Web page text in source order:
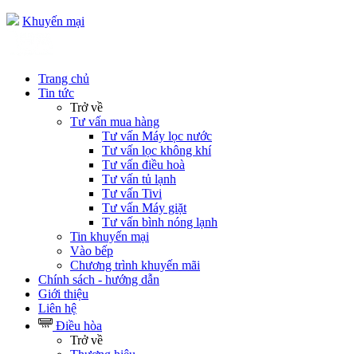
Khuyến mại
Trang chủ
Tin tức
Trở về
Tư vấn mua hàng
Tư vấn Máy lọc nước
Tư vấn lọc không khí
Tư vấn điều hoà
Tư vấn tủ lạnh
Tư vấn Tivi
Tư vấn Máy giặt
Tư vấn bình nóng lạnh
Tin khuyến mại
Vào bếp
Chương trình khuyến mãi
Chính sách - hướng dẫn
Giới thiệu
Liên hệ
Điều hòa
Trở về